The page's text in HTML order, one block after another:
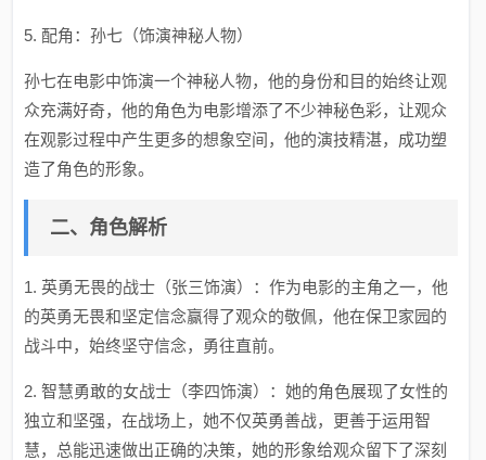
5. 配角：孙七（饰演神秘人物）
孙七在电影中饰演一个神秘人物，他的身份和目的始终让观
众充满好奇，他的角色为电影增添了不少神秘色彩，让观众
在观影过程中产生更多的想象空间，他的演技精湛，成功塑
造了角色的形象。
二、角色解析
1. 英勇无畏的战士（张三饰演）：作为电影的主角之一，他
的英勇无畏和坚定信念赢得了观众的敬佩，他在保卫家园的
战斗中，始终坚守信念，勇往直前。
2. 智慧勇敢的女战士（李四饰演）：她的角色展现了女性的
独立和坚强，在战场上，她不仅英勇善战，更善于运用智
慧，总能迅速做出正确的决策，她的形象给观众留下了深刻